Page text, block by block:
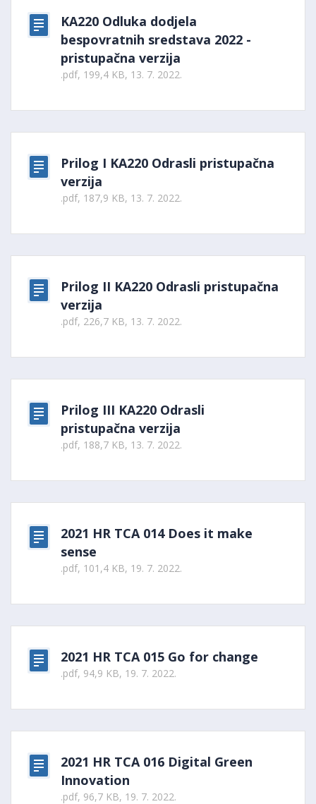
KA220 Odluka dodjela
bespovratnih sredstava 2022 -
pristupačna verzija
.pdf, 199,4 KB, 13. 7. 2022.
Prilog I KA220 Odrasli pristupačna
verzija
.pdf, 187,9 KB, 13. 7. 2022.
Prilog II KA220 Odrasli pristupačna
verzija
.pdf, 226,7 KB, 13. 7. 2022.
Prilog III KA220 Odrasli
pristupačna verzija
.pdf, 188,7 KB, 13. 7. 2022.
2021 HR TCA 014 Does it make
sense
.pdf, 101,4 KB, 19. 7. 2022.
2021 HR TCA 015 Go for change
.pdf, 94,9 KB, 19. 7. 2022.
2021 HR TCA 016 Digital Green
Innovation
.pdf, 96,7 KB, 19. 7. 2022.